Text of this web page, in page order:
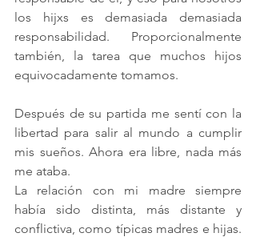
los hijxs es demasiada demasiada
responsabilidad. Proporcionalmente
también, la tarea que muchos hijos
equivocadamente tomamos.
Después de su partida me sentí con la
libertad para salir al mundo a cumplir
mis sueños. Ahora era libre, nada más
me ataba.
La relación con mi madre siempre
había sido distinta, más distante y
conflictiva, como típicas madres e hijas.